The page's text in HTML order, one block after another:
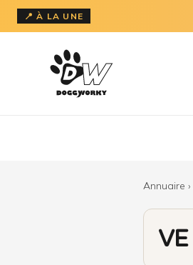
Aller
au
📍 À LA UNE
Annuaire ›
VE